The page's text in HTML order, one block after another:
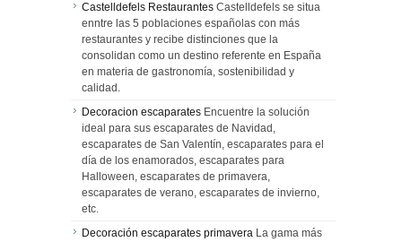
Castelldefels Restaurantes Castelldefels se situa
enntre las 5 poblaciones españolas con más
restaurantes y recibe distinciones que la
consolidan como un destino referente en España
en materia de gastronomía, sostenibilidad y
calidad.
Decoracion escaparates Encuentre la solución
ideal para sus escaparates de Navidad,
escaparates de San Valentín, escaparates para el
día de los enamorados, escaparates para
Halloween, escaparates de primavera,
escaparates de verano, escaparates de invierno,
etc.
Decoración escaparates primavera La gama más